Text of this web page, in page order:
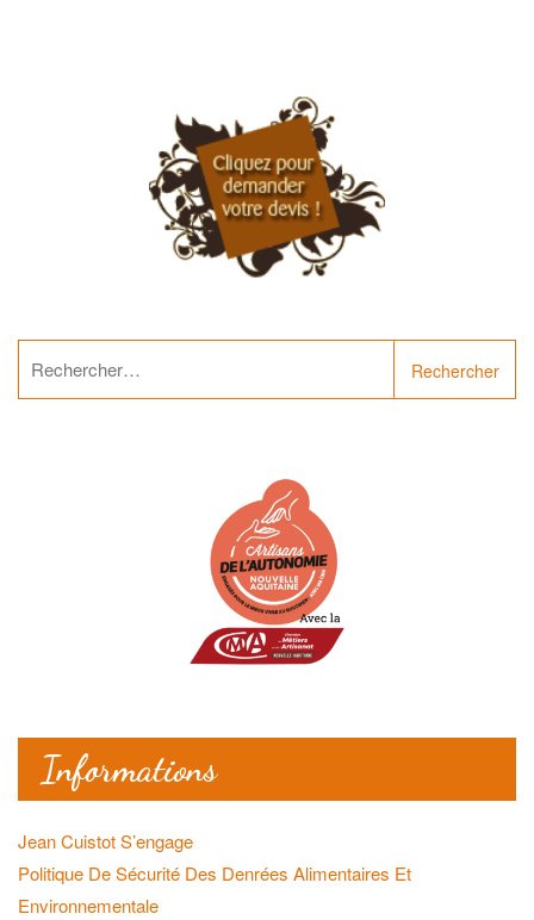
Informations
Jean Cuistot S’engage
Politique De Sécurité Des Denrées Alimentaires Et
Environnementale